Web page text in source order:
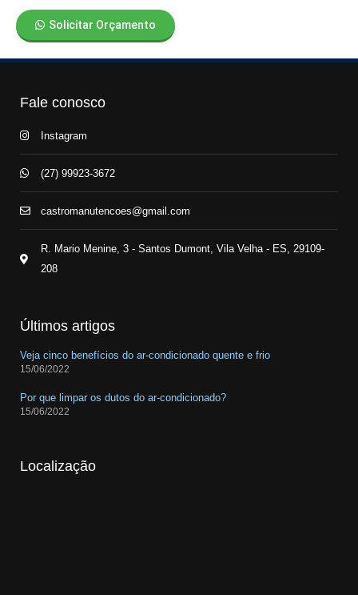
Solicitar Orçamento
Fale conosco
Instagram
(27) 99923-3672
castromanutencoes@gmail.com
R. Mario Menine, 3 - Santos Dumont, Vila Velha - ES, 29109-
208
Últimos artigos
Veja cinco benefícios do ar-condicionado quente e frio
15/06/2022
Por que limpar os dutos do ar-condicionado?
15/06/2022
Localização